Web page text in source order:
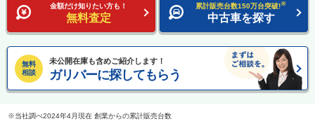
金額だけ知りたい方も！
無料査定
累計販売台数150万台突破!※
中古車を探す
無料
相談
未公開在庫も含めご紹介します！
ガリバーに探してもらう
当社調べ2024年4月現在 創業からの累計販売台数